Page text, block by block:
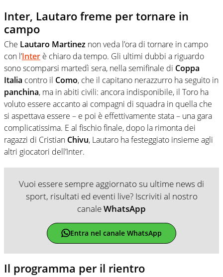
Inter, Lautaro freme per tornare in
campo
Che Lautaro Martinez non veda l’ora di tornare in campo
con l’Inter è chiaro da tempo. Gli ultimi dubbi a riguardo
sono scomparsi martedì sera, nella semifinale di Coppa
Italia contro il Como, che il capitano nerazzurro ha seguito in
panchina, ma in abiti civili: ancora indisponibile, il Toro ha
voluto essere accanto ai compagni di squadra in quella che
si aspettava essere – e poi è effettivamente stata – una gara
complicatissima. E al fischio finale, dopo la rimonta dei
ragazzi di Cristian Chivu, Lautaro ha festeggiato insieme agli
altri giocatori dell’Inter.
Vuoi essere sempre aggiornato su ultime news di
sport, risultati ed eventi live? Iscriviti al nostro
canaleWhatsApp
Entra nel canale WhatsApp
Il programma per il rientro